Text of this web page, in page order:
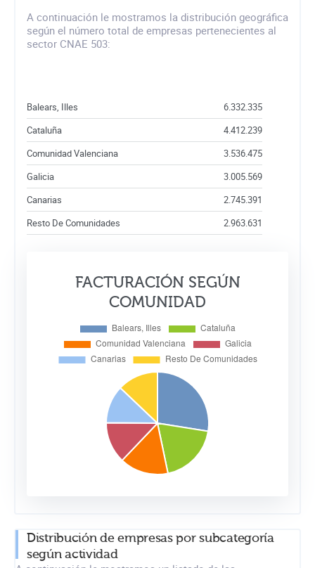
A continuación le mostramos la distribución geográfica
según el número total de empresas pertenecientes al
sector CNAE 503:
Balears, Illes
6.332.335
Cataluña
4.412.239
Comunidad Valenciana
3.536.475
Galicia
3.005.569
Canarias
2.745.391
Resto De Comunidades
2.963.631
FACTURACIÓN SEGÚN
COMUNIDAD
Distribución de empresas por subcategoría
según actividad